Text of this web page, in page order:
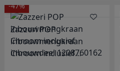
-47%
Zazzeri POP
inbouwmengkraan
Chroom inclusief